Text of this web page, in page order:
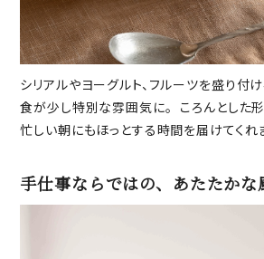
シリアルやヨーグルト、フルーツを盛り付
食が少し特別な雰囲気に。 ころんとした形
忙しい朝にもほっとする時間を届けてくれ
手仕事ならではの、あたたかな